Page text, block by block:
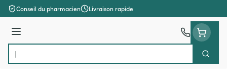
Aller au contenu
Conseil du pharmacien Livraison rapide
Menu
Rechercher